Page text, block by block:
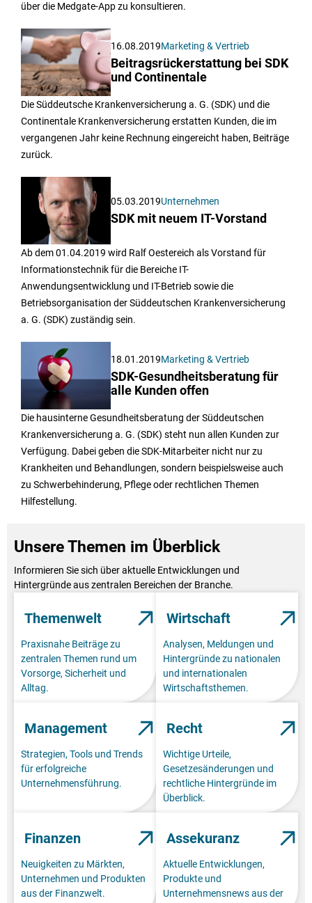
über die Medgate-App zu konsultieren.
16.08.2019Marketing & Vertrieb
Beitragsrückerstattung bei SDK
und Continentale
Die Süddeutsche Krankenversicherung a. G. (SDK) und die
Continentale Krankenversicherung erstatten Kunden, die im
vergangenen Jahr keine Rechnung eingereicht haben, Beiträge
zurück.
05.03.2019Unternehmen
SDK mit neuem IT-Vorstand
Ab dem 01.04.2019 wird Ralf Oestereich als Vorstand für
Informationstechnik für die Bereiche IT-
Anwendungsentwicklung und IT-Betrieb sowie die
Betriebsorganisation der Süddeutschen Krankenversicherung
a. G. (SDK) zuständig sein.
18.01.2019Marketing & Vertrieb
SDK-Gesundheitsberatung für
alle Kunden offen
Die hausinterne Gesundheitsberatung der Süddeutschen
Krankenversicherung a. G. (SDK) steht nun allen Kunden zur
Verfügung. Dabei geben die SDK-Mitarbeiter nicht nur zu
Krankheiten und Behandlungen, sondern beispielsweise auch
zu Schwerbehinderung, Pflege oder rechtlichen Themen
Hilfestellung.
Unsere Themen im Überblick
Informieren Sie sich über aktuelle Entwicklungen und
Hintergründe aus zentralen Bereichen der Branche.
Themenwelt
Praxisnahe Beiträge zu
zentralen Themen rund um
Vorsorge, Sicherheit und
Alltag.
Wirtschaft
Analysen, Meldungen und
Hintergründe zu nationalen
und internationalen
Wirtschaftsthemen.
Management
Strategien, Tools und Trends
für erfolgreiche
Unternehmensführung.
Recht
Wichtige Urteile,
Gesetzesänderungen und
rechtliche Hintergründe im
Überblick.
Finanzen
Neuigkeiten zu Märkten,
Unternehmen und Produkten
aus der Finanzwelt.
Assekuranz
Aktuelle Entwicklungen,
Produkte und
Unternehmensnews aus der